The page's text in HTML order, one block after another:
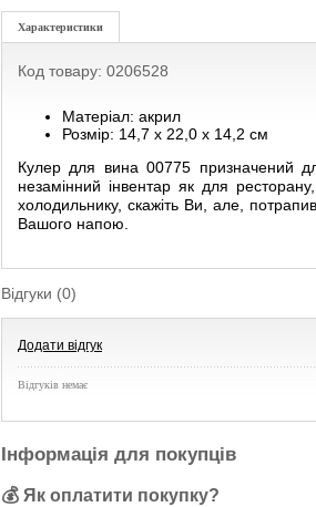
Характеристики
Код товару: 0206528
Матеріал: акрил
Розмір: 14,7 х 22,0 х 14,2 см
Кулер для вина 00775 призначений
незамінний інвентар як для
холодильнику, скажіть Ви, але,
Вашого напою.
Відгуки (0)
Додати відгук
Відгуків немає
Інформація для покупців
💰 Як оплатити покупку?